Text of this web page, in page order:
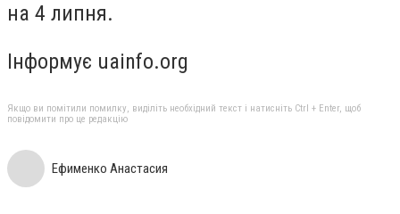
на 4 липня.
Інформує uainfo.org
Якщо ви помітили помилку, виділіть необхідний текст і натисніть Ctrl + Enter, щоб
повідомити про це редакцію
Ефименко Анастасия